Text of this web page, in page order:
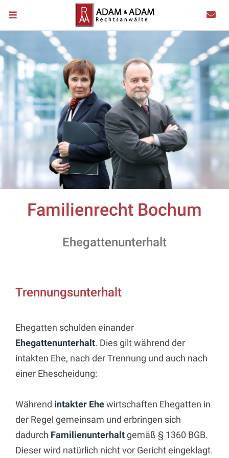
Familienrecht Bochum
Ehegattenunterhalt
Trennungsunterhalt
Ehegatten schulden einander
Ehegattenunterhalt. Dies gilt während der
intakten Ehe, nach der Trennung und auch nach
einer Ehescheidung:
Während intakter Ehewirtschaften Ehegatten in
der Regel gemeinsam und erbringen sich
dadurch Familienunterhaltgemäß § 1360 BGB.
Dieser wird natürlich nicht vor Gericht eingeklagt.